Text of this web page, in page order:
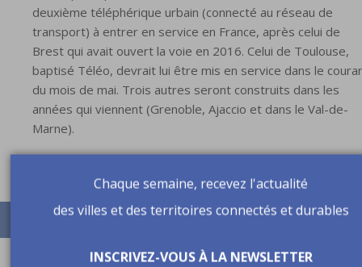
deuxième téléphérique urbain (connecté au réseau de
transport) à entrer en service en France, après celui de
Brest qui avait ouvert la voie en 2016. Celui de Toulouse,
baptisé Téléo, devrait lui être mis en service dans le
du mois de mai. Trois autres seront construits dans les
années qui viennent (Grenoble, Ajaccio et dans le Val-de-
Marne).
Chaque semaine, recevez l'actualité
des villes et des territoires connectés et durables
INSCRIVEZ-VOUS À LA NEWSLETTER